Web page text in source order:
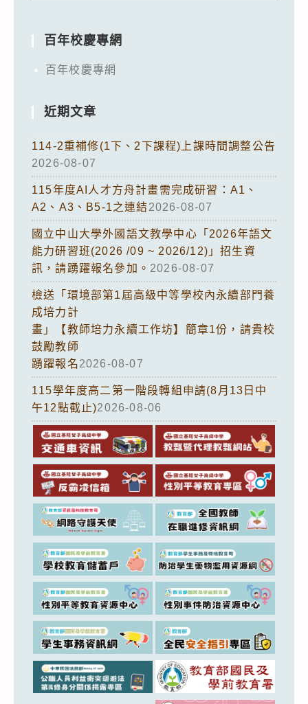
百年校慶專網
百年校慶專網
近期文章
114-2重補修(1下、2下課程)上課時間調整公告
2026-08-07
115年度AI人才方舟計畫需完成研習：A1、
A2、A3、B5-1之連結2026-08-07
國立中山大學外國語文教學中心「2026年語文
能力研習班(2026 /09 ~ 2026/12)」招生資
訊，請踴躍報名參加。 2026-08-07
檢送「環境部第1屆高級中等學校內永續部門養
成培力計
畫」【教師培力永續工作坊】簡章1份，請貴校
鼓勵教師
踴躍報名2026-08-07
115學年度高二第一階段轉組申請(8月13日中
午12點截止)2026-08-06